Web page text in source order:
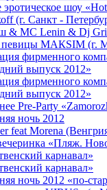
шоу
(г. Санкт -
& МС Lenin & Dj
певицы МАКSIМ (г.
фирменного
выпуск 2012»
фирменного
выпуск 2012»
Pre-Party
ночь 2012
feat Morena
«Пляж.
карнавал»
карнавал»
ночь 2012 «по-